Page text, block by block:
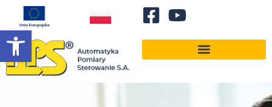
Otwórz pasek narzędzi